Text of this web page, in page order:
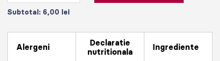
Subtotal: 6,00 lei
Alergeni
Declaratie
nutritionala
Ingrediente